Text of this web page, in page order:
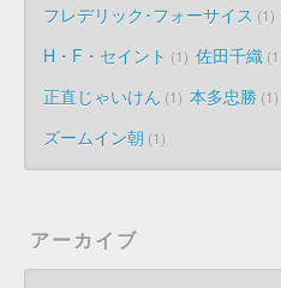
フレデリック･フォーサイス 1
H・F・セイント 1 佐田千織 1
正直じゃいけん 1 本多忠勝 1
ズームイン朝 1
アーカイブ